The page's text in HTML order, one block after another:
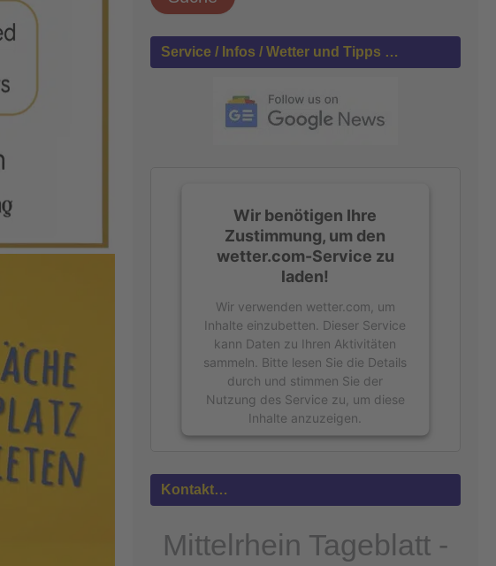
h
n
Service / Infos / Wetter und Tipps …
Wir benötigen Ihre
Zustimmung, um den
wetter.com-Service zu
laden!
Wir verwenden wetter.com, um
Inhalte einzubetten. Dieser Service
kann Daten zu Ihren Aktivitäten
sammeln. Bitte lesen Sie die Details
durch und stimmen Sie der
Nutzung des Service zu, um diese
Inhalte anzuzeigen.
Informationen
Akzeptieren
powered byUsercentrics Consent
Management Platform&eRecht24
Kontakt…
Mittelrhein Tageblatt -